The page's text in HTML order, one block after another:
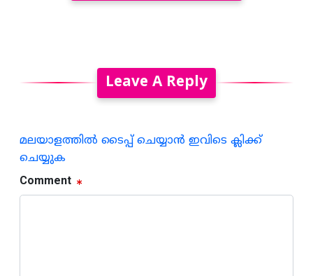
Leave A Reply
മലയാളത്തില്‍ ടൈപ്പ് ചെയ്യാന്‍ ഇവിടെ ക്ലിക്ക്
ചെയ്യുക
Comment